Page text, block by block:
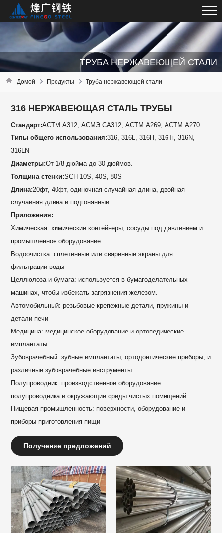
ТРУБА НЕРЖАВЕЮЩЕЙ СТАЛИ
Домой Продукты Труба нержавеющей стали
316 НЕРЖАВЕЮЩАЯ СТАЛЬ ТРУБЫ
Стандарт:АСТМ А312, АСМЭ СА312, АСТМ А269, АСТМ А270
Типы общего использования:316, 316L, 316H, 316Ti, 316N,
316LN
Диаметры:От 1/8 дюйма до 30 дюймов.
Толщина стенки:SCH 10S, 40S, 80S
Длина:20фт, 40фт, одиночная случайная длина, двойная
случайная длина и подгонянный
Приложения:
Химическая: химические контейнеры, сосуды под давлением и
промышленное оборудование
Водоочистка: сплетенные или сваренные экраны для
фильтрации воды
Целлюлоза и бумага: используется в бумагоделательных
машинах, чтобы избежать загрязнения железом.
Автомобильный: резьбовые крепежные детали, пружины и
детали печи
Медицина: медицинское оборудование и ортопедические
имплантаты
Зубоврачебный: зубные имплантаты, ортодонтические приборы, и
различные зубоврачебные инструменты
Полупроводник: производственное оборудование
полупроводника и окружающие среды чистых помещений
Пищевая промышленность: поверхности, оборудование и
приборы приготовления пищи
Получение предложений